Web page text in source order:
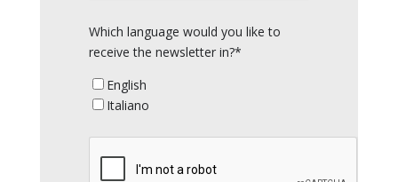
Which language would you like to
receive the newsletter in?*
English
Italiano